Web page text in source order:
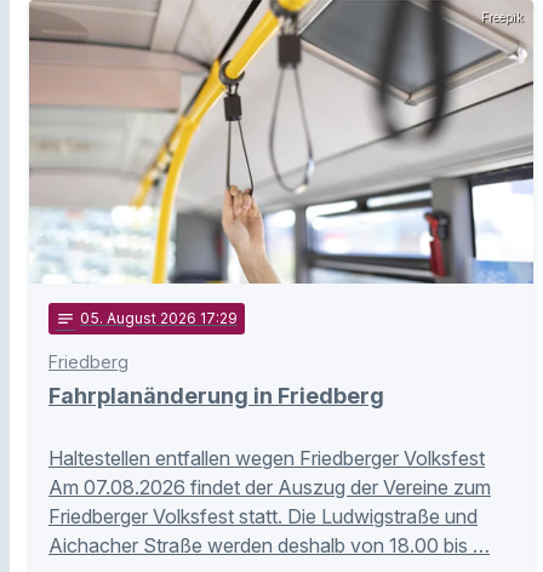
Freepik
notes 05. August 2026 17:29
Friedberg
Fahrplanänderung in Friedberg
Haltestellen entfallen wegen Friedberger Volksfest
Am 07.08.2026 findet der Auszug der Vereine zum
Friedberger Volksfest statt. Die Ludwigstraße und
Aichacher Straße werden deshalb von 18.00 bis …